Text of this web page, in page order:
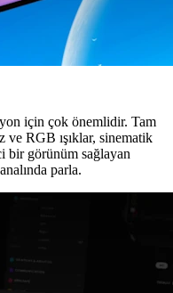
için çok önemlidir. Tam
RGB ışıklar, sinematik
bir görünüm sağlayan
parla.